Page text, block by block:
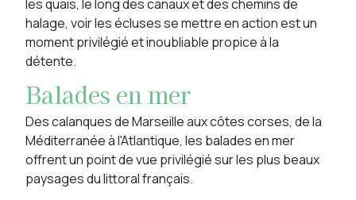
les quais, le long des canaux et des chemins de
halage, voir les écluses se mettre en action est un
moment privilégié et inoubliable propice à la
détente.
Balades en mer
Des calanques de Marseille aux côtes corses, de la
Méditerranée à l'Atlantique, les balades en mer
offrent un point de vue privilégié sur les plus beaux
paysages du littoral français.